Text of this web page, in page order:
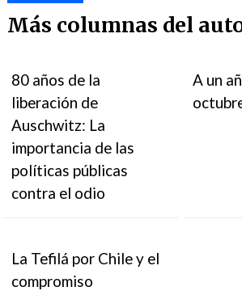
Más columnas del
80 años de la
liberación de
Auschwitz: La
importancia de las
políticas públicas
contra el odio
A un
La Tefilá por Chile y el
compromiso